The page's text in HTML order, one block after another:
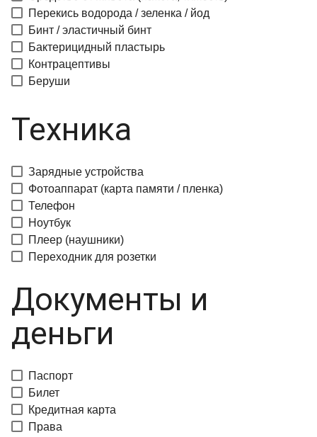
Перекись водорода / зеленка / йод
Бинт / эластичный бинт
Бактерицидный пластырь
Контрацептивы
Беруши
Техника
Зарядные устройства
Фотоаппарат (карта памяти / пленка)
Телефон
Ноутбук
Плеер (наушники)
Переходник для розетки
Документы и
деньги
Паспорт
Билет
Кредитная карта
Права